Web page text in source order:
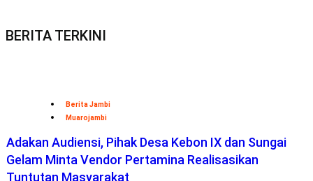
Gelam Minta Vendor Pertamina Realisasikan
Tuntutan Masyarakat
Bisnis